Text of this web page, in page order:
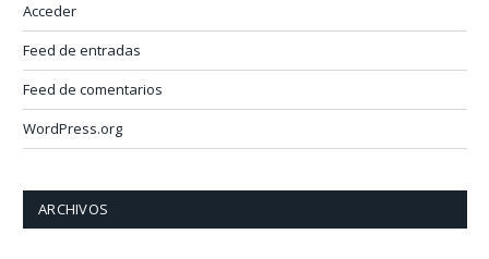
Acceder
Feed de entradas
Feed de comentarios
WordPress.org
ARCHIVOS